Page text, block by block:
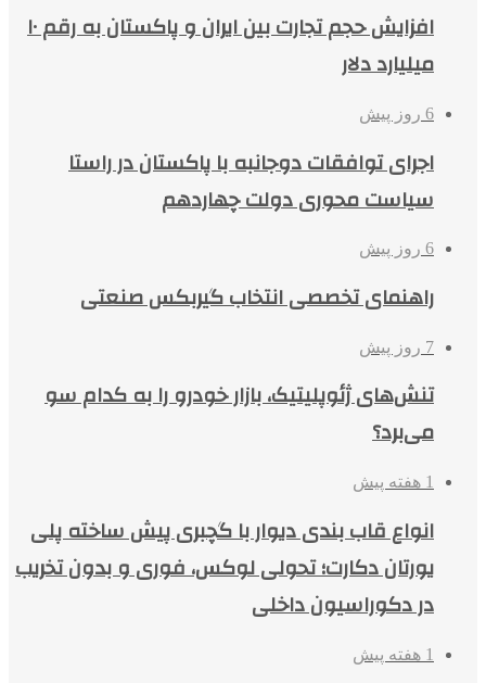
افزایش حجم تجارت بین ایران و پاکستان به رقم ۱۰
میلیارد دلار
6 روز پیش
اجرای توافقات دوجانبه با پاکستان در راستا
سیاست محوری دولت چهاردهم
6 روز پیش
راهنمای تخصصی انتخاب گیربکس صنعتی
7 روز پیش
تنش‌های ژئوپلیتیک، بازار خودرو را به کدام سو
می‌برد؟
1 هفته پیش
انواع قاب بندی دیوار با گچبری پیش ساخته پلی
یورتان دکارت؛ تحولی لوکس، فوری و بدون تخریب
در دکوراسیون داخلی
1 هفته پیش